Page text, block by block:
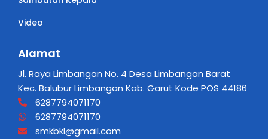
Video
Alamat
Jl. Raya Limbangan No. 4 Desa Limbangan Barat
Kec. Balubur Limbangan Kab. Garut Kode POS 44186
6287794071170
6287794071170
smkbkl@gmail.com